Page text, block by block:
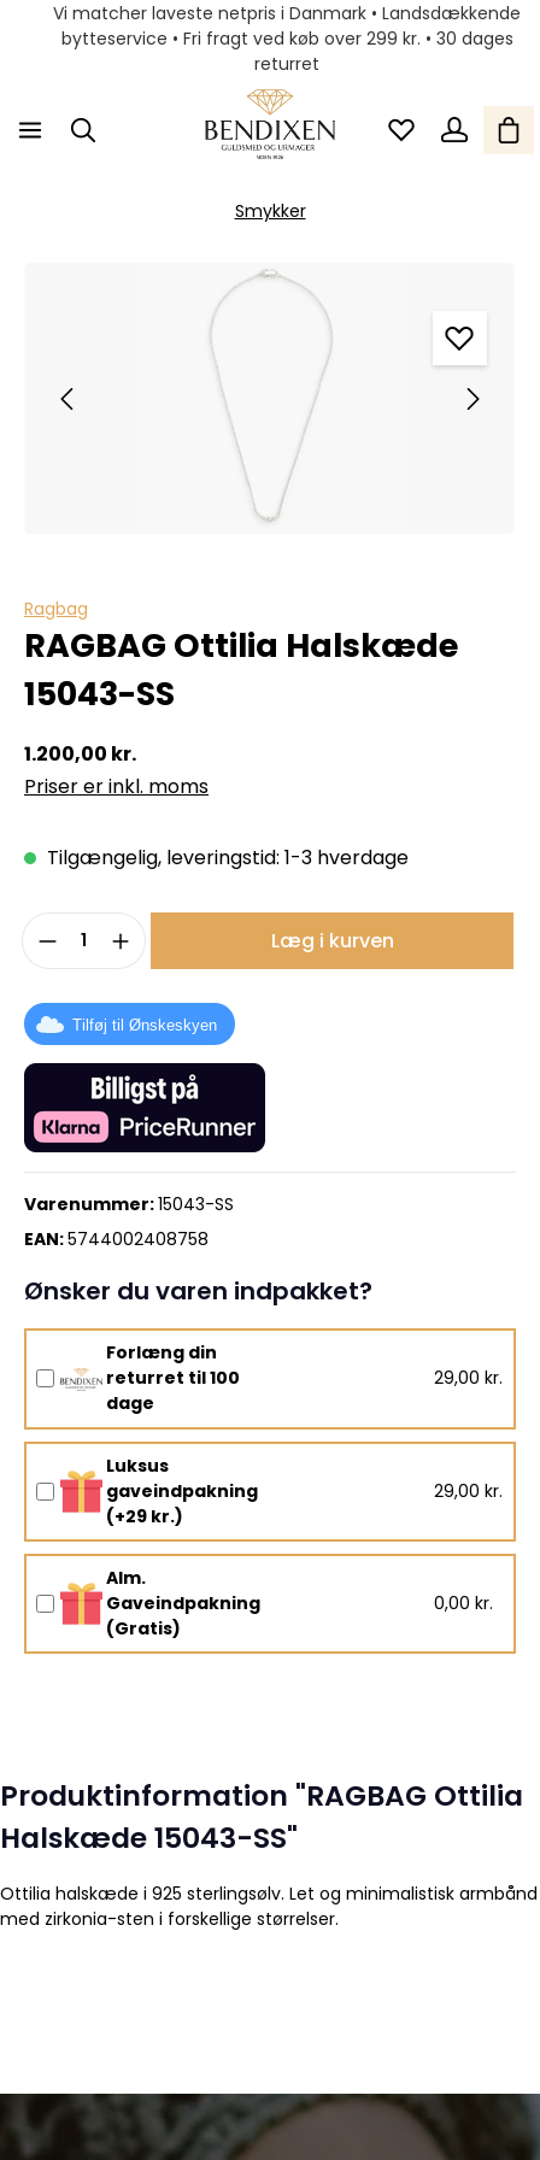
Vi matcher laveste netpris i Danmark • Landsdækkende
bytteservice • Fri fragt ved køb over 299 kr. • 30 dages
returret
Smykker
Ragbag
RAGBAG Ottilia Halskæde
15043-SS
1.200,00 kr.
Priser er inkl. moms
Tilgængelig, leveringstid: 1-3 hverdage
Produktmængde: Indtast det
Læg i kurven
Tilføj til Ønskeskyen
Varenummer:15043-SS
EAN:5744002408758
Ønsker du varen indpakket?
Forlæng din
returret til 100
dage
29,00 kr.
Luksus
gaveindpakning
(+29 kr.)
29,00 kr.
Alm.
Gaveindpakning
(Gratis)
0,00 kr.
Produktinformation "RAGBAG Ottilia
Halskæde 15043-SS"
Ottilia halskæde i 925 sterlingsølv. Let og minimalistisk armbånd
med zirkonia-sten i forskellige størrelser.